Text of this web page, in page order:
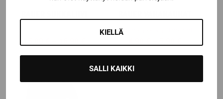
KIELLÄ
SALLI KAIKKI
15,00 €
Katso kaikki vaihtoehdot